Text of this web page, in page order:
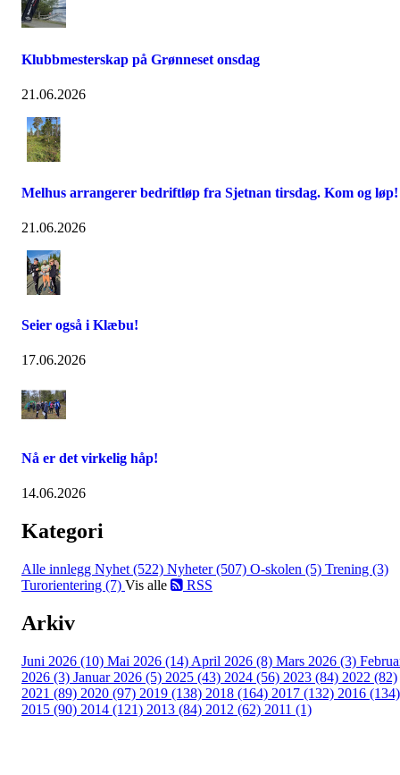
Klubbmesterskap på Grønneset onsdag
21.06.2026
Melhus arrangerer bedriftløp fra Sjetnan tirsdag. Kom og løp!
21.06.2026
Seier også i Klæbu!
17.06.2026
Nå er det virkelig håp!
14.06.2026
Kategori
Alle innlegg Nyhet (522) Nyheter (507) O-skolen (5) Trening (3)
Turorientering (7) Vis alle RSS
Arkiv
Juni 2026 (10) Mai 2026 (14) April 2026 (8) Mars 2026 (3)
2026 (3) Januar 2026 (5) 2025 (43) 2024 (56) 2023 (84) 2022 (82)
2021 (89) 2020 (97) 2019 (138) 2018 (164) 2017 (132) 2016 (134)
2015 (90) 2014 (121) 2013 (84) 2012 (62) 2011 (1)